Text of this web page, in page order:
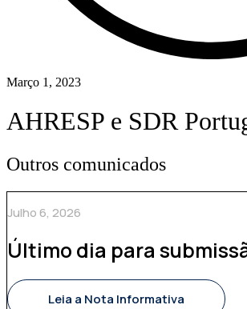
Março 1, 2023
AHRESP e SDR
Outros comunicados
Julho 6, 2026
Último dia para
Leia a Nota Informativa